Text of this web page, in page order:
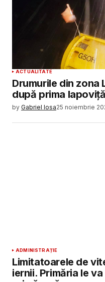
ACTUALITATE
Drumurile din zona
după prima
by Gabriel Iosa25 noiembrie
ADMINISTRAȚIE
Limitatoarele de
iernii. Primăria le